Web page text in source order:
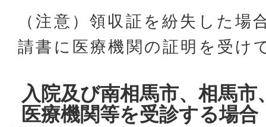
（注意）領収証を紛失した場
請書に医療機関の証明を受け
入院及び南相馬市、相馬市
医療機関等を受診する場合